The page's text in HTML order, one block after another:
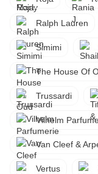
Ralph Lauren
Simimi
The House Of
Trussardi
Vilhelm
Van Cleef &
Vertus